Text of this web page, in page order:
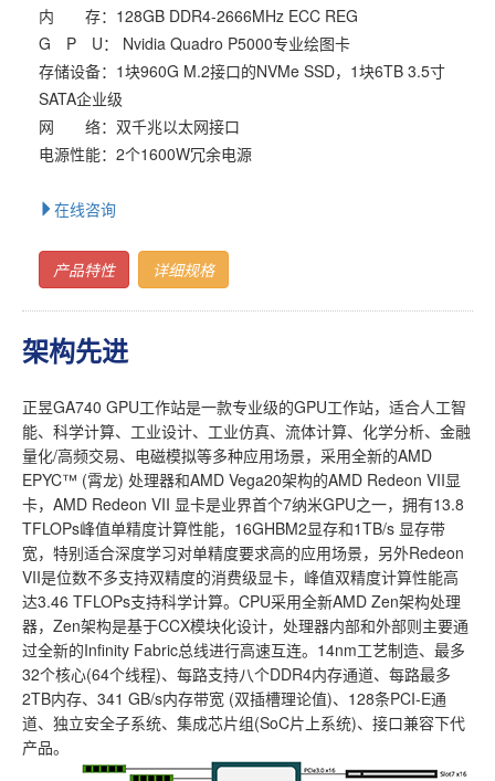
内 存：128GB DDR4-2666MHz ECC REG
G P U： Nvidia Quadro P5000专业绘图卡
存储设备：1块960G M.2接口的NVMe SSD，1块6TB 3.5寸
SATA企业级
网 络：双千兆以太网接口
电源性能：2个1600W冗余电源
在线咨询
产品特性 详细规格
架构先进
正昱GA740 GPU工作站是一款专业级的GPU工作站，适合人工智
能、科学计算、工业设计、工业仿真、流体计算、化学分析、金融
量化/高频交易、电磁模拟等多种应用场景，采用全新的AMD
EPYC™ (霄龙) 处理器和AMD Vega20架构的AMD Redeon VII显
卡，AMD Redeon VII 显卡是业界首个7纳米GPU之一，拥有13.8
TFLOPs峰值单精度计算性能，16GHBM2显存和1TB/s 显存带
宽，特别适合深度学习对单精度要求高的应用场景，另外Redeon
VII是位数不多支持双精度的消费级显卡，峰值双精度计算性能高
达3.46 TFLOPs支持科学计算。CPU采用全新AMD Zen架构处理
器，Zen架构是基于CCX模块化设计，处理器内部和外部则主要通
过全新的Infinity Fabric总线进行高速互连。14nm工艺制造、最多
32个核心(64个线程)、每路支持八个DDR4内存通道、每路最多
2TB内存、341 GB/s内存带宽 (双插槽理论值)、128条PCI-E通
道、独立安全子系统、集成芯片组(SoC片上系统)、接口兼容下代
产品。